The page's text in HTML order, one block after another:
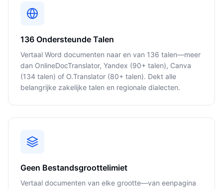
136 Ondersteunde Talen
Vertaal Word documenten naar en van 136 talen—meer
dan OnlineDocTranslator, Yandex (90+ talen), Canva
(134 talen) of O.Translator (80+ talen). Dekt alle
belangrijke zakelijke talen en regionale dialecten.
Geen Bestandsgroottelimiet
Vertaal documenten van elke grootte—van eenpagina